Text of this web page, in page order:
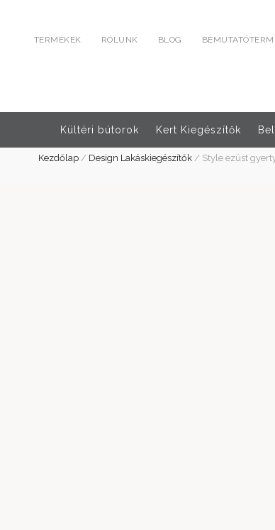
TERMÉKEK RÓLUNK BLOG
Kültéri bútorok Kert Kiegészítők
Kezdőlap/ Design Lakáskiegészítők/ Style ezüst